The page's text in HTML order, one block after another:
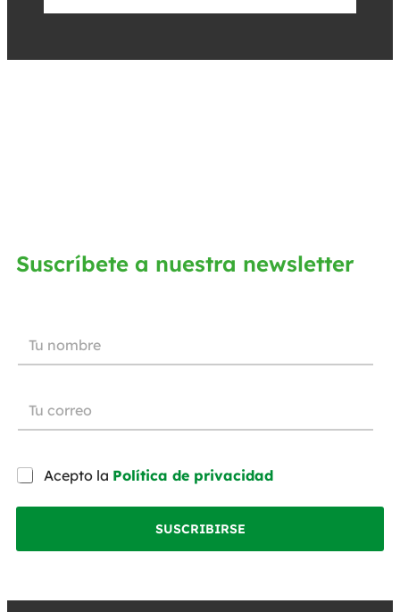
Suscríbete a nuestra newsletter
Acepto la Política de privacidad
SUSCRIBIRSE